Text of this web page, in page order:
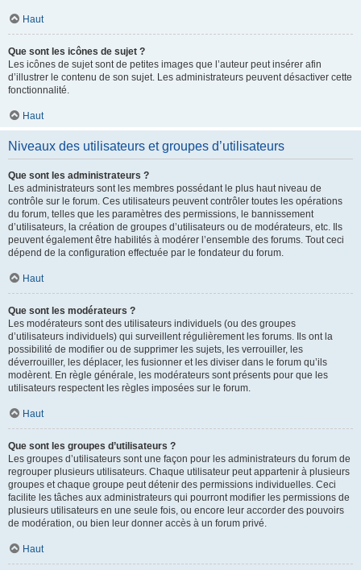
Haut
Que sont les icônes de sujet ?
Les icônes de sujet sont de petites images que l’auteur peut insérer afin
d’illustrer le contenu de son sujet. Les administrateurs peuvent désactiver cette
fonctionnalité.
Haut
Niveaux des utilisateurs et groupes d’utilisateurs
Que sont les administrateurs ?
Les administrateurs sont les membres possédant le plus haut niveau de
contrôle sur le forum. Ces utilisateurs peuvent contrôler toutes les opérations
du forum, telles que les paramètres des permissions, le bannissement
d’utilisateurs, la création de groupes d’utilisateurs ou de modérateurs, etc. Ils
peuvent également être habilités à modérer l’ensemble des forums. Tout ceci
dépend de la configuration effectuée par le fondateur du forum.
Haut
Que sont les modérateurs ?
Les modérateurs sont des utilisateurs individuels (ou des groupes
d’utilisateurs individuels) qui surveillent régulièrement les forums. Ils ont la
possibilité de modifier ou de supprimer les sujets, les verrouiller, les
déverrouiller, les déplacer, les fusionner et les diviser dans le forum qu’ils
modèrent. En règle générale, les modérateurs sont présents pour que les
utilisateurs respectent les règles imposées sur le forum.
Haut
Que sont les groupes d’utilisateurs ?
Les groupes d’utilisateurs sont une façon pour les administrateurs du forum de
regrouper plusieurs utilisateurs. Chaque utilisateur peut appartenir à plusieurs
groupes et chaque groupe peut détenir des permissions individuelles. Ceci
facilite les tâches aux administrateurs qui pourront modifier les permissions de
plusieurs utilisateurs en une seule fois, ou encore leur accorder des pouvoirs
de modération, ou bien leur donner accès à un forum privé.
Haut